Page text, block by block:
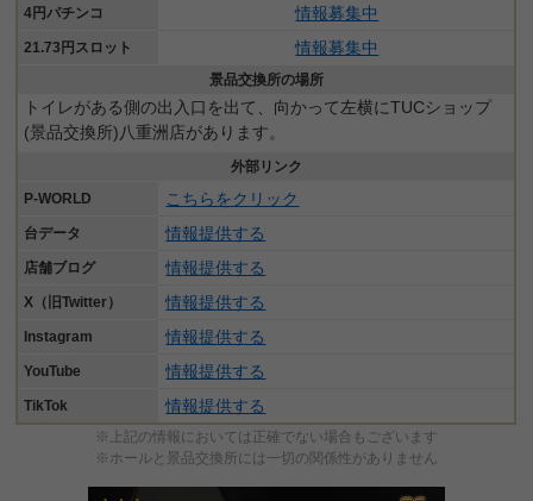
4円パチンコ
情報募集中
21.73円スロット 情報募集中
景品交換所の場所
トイレがある側の出入口を出て、向かって左横にTUCショップ
(景品交換所)八重洲店があります。
外部リンク
P-WORLD
こちらをクリック
台データ 情報提供する
店舗ブログ 情報提供する
X（旧Twitter） 情報提供する
Instagram 情報提供する
YouTube 情報提供する
TikTok 情報提供する
※上記の情報においては正確でない場合もございます
※ホールと景品交換所には一切の関係性がありません